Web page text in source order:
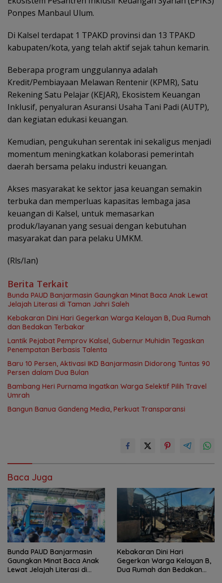
Ponpes Manbaul Ulum.
Di Kalsel terdapat 1 TPAKD provinsi dan 13 TPAKD
kabupaten/kota, yang telah aktif sejak tahun kemarin.
Beberapa program unggulannya adalah
Kredit/Pembiayaan Melawan Rentenir (KPMR), Satu
Rekening Satu Pelajar (KEJAR), Ekosistem Keuangan
Inklusif, penyaluran Asuransi Usaha Tani Padi (AUTP),
dan kegiatan edukasi keuangan.
Kemudian, pengukuhan serentak ini sekaligus menjadi
momentum meningkatkan kolaborasi pemerintah
daerah bersama pelaku industri keuangan.
Akses masyarakat ke sektor jasa keuangan semakin
terbuka dan memperluas kapasitas lembaga jasa
keuangan di Kalsel, untuk memasarkan
produk/layanan yang sesuai dengan kebutuhan
masyarakat dan para pelaku UMKM.
(Rls/Ian)
Berita Terkait
Bunda PAUD Banjarmasin Gaungkan Minat Baca Anak Lewat
Jelajah Literasi di Taman Jahri Saleh
Kebakaran Dini Hari Gegerkan Warga Kelayan B, Dua Rumah
dan Bedakan Terbakar
Lantik Pejabat Pemprov Kalsel, Gubernur Muhidin Tegaskan
Penempatan Berbasis Talenta
Baru 10 Persen, Aktivasi IKD Banjarmasin Didorong Tuntas 90
Persen dalam Dua Bulan
Bambang Heri Purnama Ingatkan Warga Selektif Pilih Travel
Umrah
Bangun Banua Gandeng Media, Perkuat Transparansi
Baca Juga
Bunda PAUD Banjarmasin
Gaungkan Minat Baca Anak
Lewat Jelajah Literasi di
Kebakaran Dini Hari
Gegerkan Warga Kelayan B,
Dua Rumah dan Bedakan